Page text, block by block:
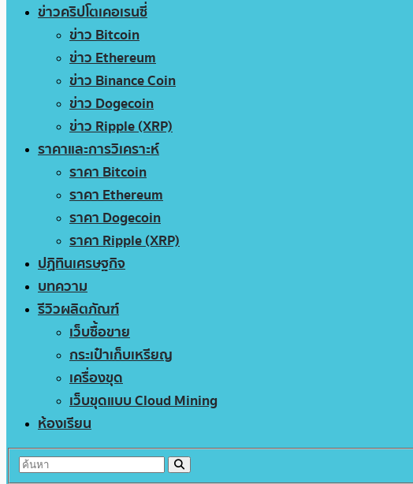
ข่าวคริปโตเคอเรนซี่
ข่าว Bitcoin
ข่าว Ethereum
ข่าว Binance Coin
ข่าว Dogecoin
ข่าว Ripple (XRP)
ราคาและการวิเคราะห์
ราคา Bitcoin
ราคา Ethereum
ราคา Dogecoin
ราคา Ripple (XRP)
ปฏิทินเศรษฐกิจ
บทความ
รีวิวผลิตภัณฑ์
เว็บซื้อขาย
กระเป๋าเก็บเหรียญ
เครื่องขุด
เว็บขุดแบบ Cloud Mining
ห้องเรียน